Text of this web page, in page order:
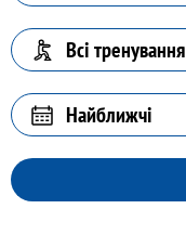
Всі тренування
Найближчі